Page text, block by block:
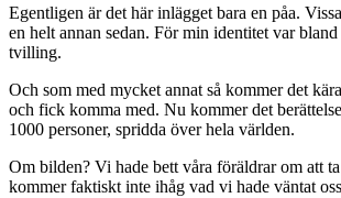
Egentligen är det här inlägget bara en påa.
en helt annan sedan. För min identitet var
tvilling.
Och som med mycket annat så kommer det
och fick komma med. Nu kommer det
1000 personer, spridda över hela världen.
Om bilden? Vi hade bett våra föräldrar om att
kommer faktiskt inte ihåg vad vi hade väntat